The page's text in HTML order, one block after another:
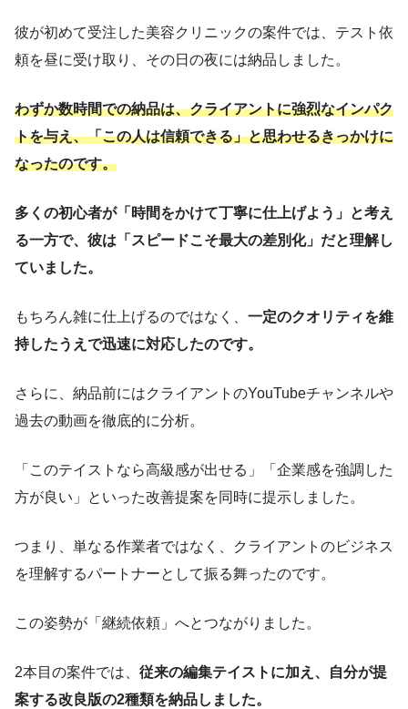
彼が初めて受注した美容クリニックの案件では、テスト依
頼を昼に受け取り、その日の夜には納品しました。
わずか数時間での納品は、クライアントに強烈なインパク
トを与え、「この人は信頼できる」と思わせるきっかけに
なったのです。
多くの初心者が「時間をかけて丁寧に仕上げよう」と考え
る一方で、彼は「スピードこそ最大の差別化」だと理解し
ていました。
もちろん雑に仕上げるのではなく、 一定のクオリティを維
持したうえで迅速に対応したのです。
さらに、納品前にはクライアントのYouTubeチャンネルや
過去の動画を徹底的に分析。
「このテイストなら高級感が出せる」「企業感を強調した
方が良い」といった改善提案を同時に提示しました。
つまり、単なる作業者ではなく、クライアントのビジネス
を理解するパートナーとして振る舞ったのです。
この姿勢が「継続依頼」へとつながりました。
2本目の案件では、 従来の編集テイストに加え、自分が提
案する改良版の2種類を納品しました。